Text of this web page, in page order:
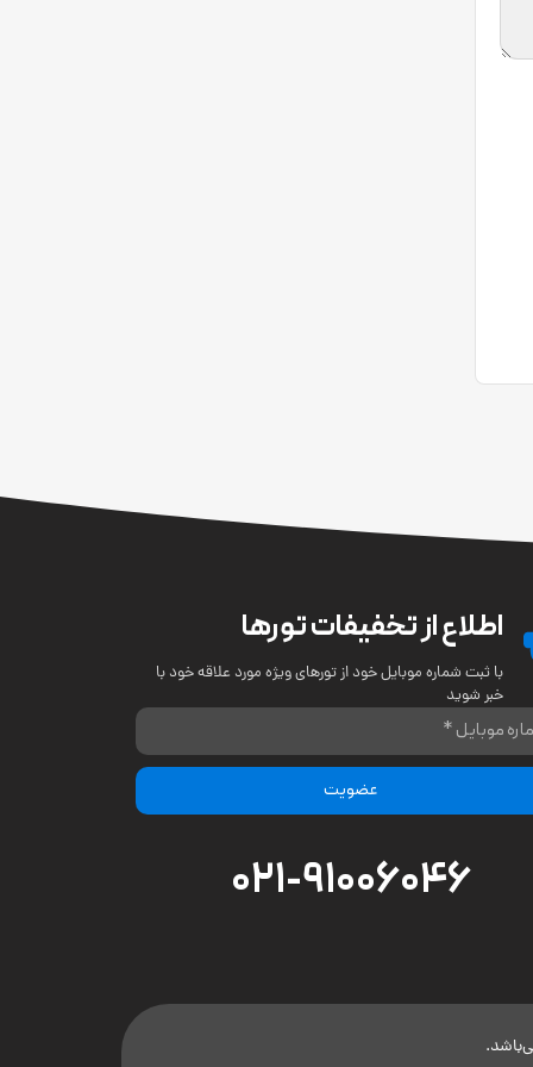
اطلاع از تخفیفات تورها
با ثبت شماره موبایل خود از تورهای ویژه مورد علاقه خود با
خبر شوید
عضویت
021-91006046